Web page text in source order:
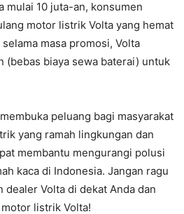
mulai 10 juta-an, konsumen
motor listrik Volta yang hemat
masa promosi, Volta
(bebas biaya sewa baterai) untuk
peluang bagi masyarakat
yang ramah lingkungan dan
membantu mengurangi polusi
kaca di Indonesia. Jangan ragu
Volta di dekat Anda dan
listrik Volta!